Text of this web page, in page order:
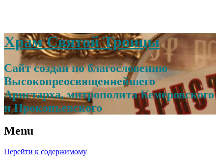
Храм Святой Троицы
Сайт создан по благословению
Высокопреосвященнейшего
Аристарха, митрополита Кемеровского
и Прокопьевского
Menu
Перейти к содержимому